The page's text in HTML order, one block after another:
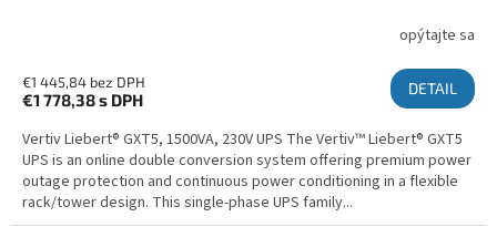
opýtajte sa
€1 445,84 bez DPH
€1 778,38s DPH
DETAIL
Vertiv Liebert® GXT5, 1500VA, 230V UPS The Vertiv™ Liebert® GXT5
UPS is an online double conversion system offering premium power
outage protection and continuous power conditioning in a flexible
rack/tower design. This single-phase UPS family...